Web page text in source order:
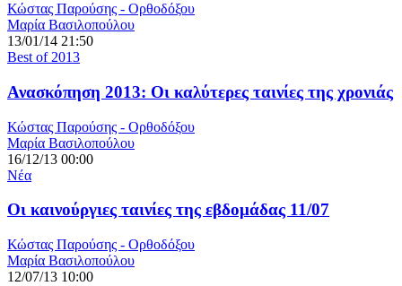
Κώστας Παρούσης - Ορθοδόξου
Μαρία Βασιλοπούλου
13/01/14 21:50
Best of 2013
Ανασκόπηση 2013: Οι καλύτερες ταινίες της χρονιάς
Κώστας Παρούσης - Ορθοδόξου
Μαρία Βασιλοπούλου
16/12/13 00:00
Νέα
Οι καινούργιες ταινίες της εβδομάδας 11/07
Κώστας Παρούσης - Ορθοδόξου
Μαρία Βασιλοπούλου
12/07/13 10:00